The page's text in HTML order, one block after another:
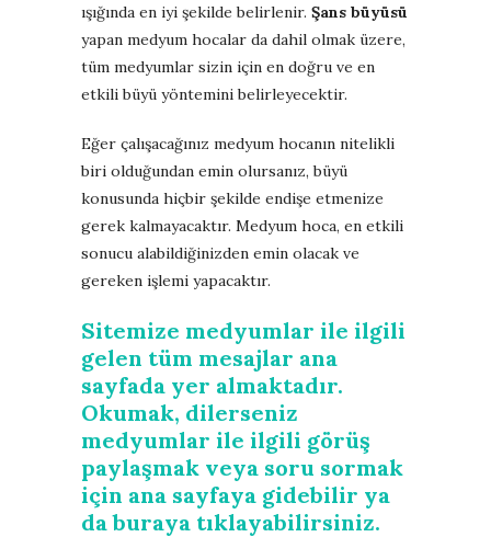
ışığında en iyi şekilde belirlenir. Şans büyüsü
yapan medyum hocalar da dahil olmak üzere,
tüm medyumlar sizin için en doğru ve en
etkili büyü yöntemini belirleyecektir.
Eğer çalışacağınız medyum hocanın nitelikli
biri olduğundan emin olursanız, büyü
konusunda hiçbir şekilde endişe etmenize
gerek kalmayacaktır. Medyum hoca, en etkili
sonucu alabildiğinizden emin olacak ve
gereken işlemi yapacaktır.
Sitemize medyumlar ile ilgili
gelen tüm mesajlar ana
sayfada yer almaktadır.
Okumak, dilerseniz
medyumlar ile ilgili görüş
paylaşmak veya soru sormak
için ana sayfaya gidebilir ya
da buraya tıklayabilirsiniz.